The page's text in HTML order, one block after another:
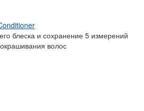
блеска и сохранение 5 измерений
волос